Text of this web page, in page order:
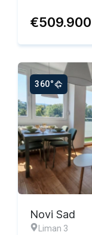
€509.900
360°
Novi Sad
Liman 3